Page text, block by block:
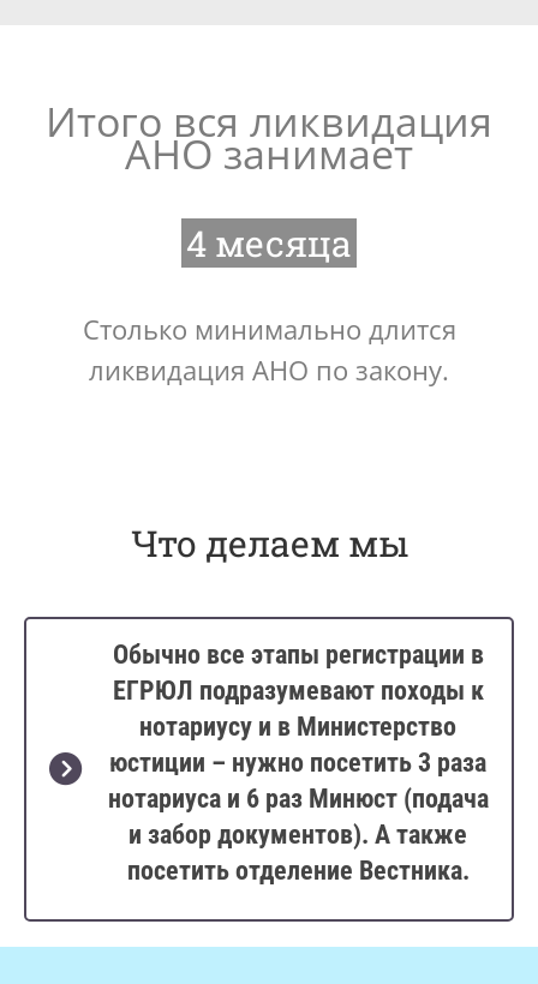
Итого вся ликвидация
АНО занимает
4 месяца
Столько минимально длится
ликвидация АНО по закону.
Что делаем мы
Обычно все этапы регистрации в
ЕГРЮЛ подразумевают походы к
нотариусу и в Министерство
юстиции – нужно посетить 3 раза
нотариуса и 6 раз Минюст (подача
и забор документов). А также
посетить отделение Вестника.